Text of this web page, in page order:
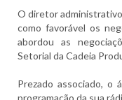
O diretor administrativo
como favorável os
abordou as
Setorial da Cadeia
Prezado associado, o
programação da sua